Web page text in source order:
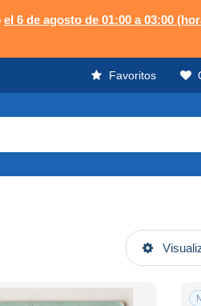
el 6 de agosto de 01:00 a 03:00
Favoritos